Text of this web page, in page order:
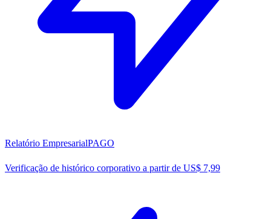
Relatório EmpresarialPAGO
Verificação de histórico corporativo a partir de US$ 7,99